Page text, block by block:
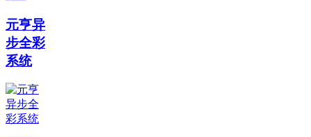
元亨异
步全彩
系统